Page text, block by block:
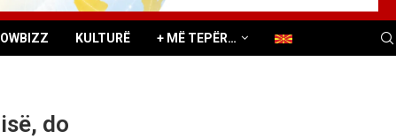
KULTURË + MË TEPËR…
do